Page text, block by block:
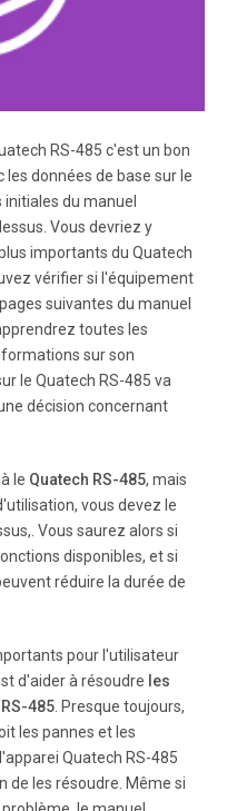
............. 23 5.6
.
39 8 PCI
38 7.8 RS-422/485
DSC-200/300
serial
personal
bus. The DSC-
Serial Adapter
implements each
UART and
components. For
grade reliability,
1.
300 is
by the computer's
required switches
chapter lists a
control various
RS-485 c'est un bon
données de base sur le
du manuel
Vous devriez y
importants du Quatech
vérifier si l'équipement
suivantes du manuel
toutes les
sur son
le Quatech RS-485 va
décision concernant
le Quatech RS-485, mais
vous devez le
Vous saurez alors si
disponibles, et si
réduire la durée de
pour l'utilisateur
d'aider à résoudre les
485 . Presque toujours,
les pannes et les
Quatech RS-485
de les résoudre. Même si